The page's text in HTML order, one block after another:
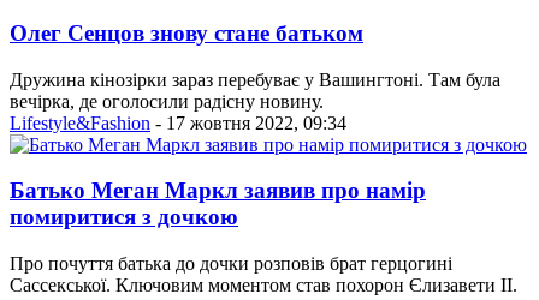
Олег Сенцов знову стане батьком
Дружина кінозірки зараз перебуває у Вашингтоні. Там була
вечірка, де оголосили радісну новину.
Lifestyle&Fashion - 17 жовтня 2022, 09:34
Батько Меган Маркл заявив про намір
помиритися з дочкою
Про почуття батька до дочки розповів брат герцогині
Сассекської. Ключовим моментом став похорон Єлизавети ІІ.